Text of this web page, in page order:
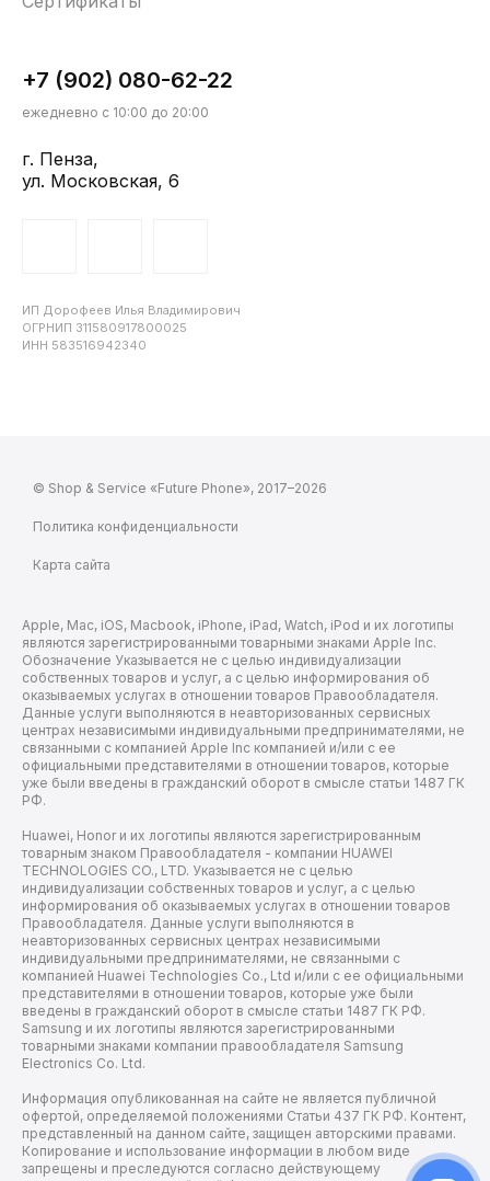
+7 (902) 080-62-22
ежедневно с 10:00 до 20:00
г. Пенза,
ул. Московская, 6
ИП Дорофеев Илья Владимирович
ОГРНИП 311580917800025
ИНН 583516942340
© Shop & Service «Future Phone», 2017–2026
Политика конфиденциальности
Карта сайта
Apple, Mac, iOS, Macbook, iPhone, iPad, Watch, iPod и их логотипы
являются зарегистрированными товарными знаками Apple Inc.
Обозначение Указывается не с целью индивидуализации
собственных товаров и услуг, а с целью информирования об
оказываемых услугах в отношении товаров Правообладателя.
Данные услуги выполняются в неавторизованных сервисных
центрах независимыми индивидуальными предпринимателями, не
связанными с компанией Apple Inc компанией и/или с ее
официальными представителями в отношении товаров, которые
уже были введены в гражданский оборот в смысле статьи 1487 ГК
РФ.
Huawei, Honor и их логотипы являются зарегистрированным
товарным знаком Правообладателя - компании HUAWEI
TECHNOLOGIES CO., LTD. Указывается не с целью
индивидуализации собственных товаров и услуг, а с целью
информирования об оказываемых услугах в отношении товаров
Правообладателя. Данные услуги выполняются в
неавторизованных сервисных центрах независимыми
индивидуальными предпринимателями, не связанными с
компанией Huawei Technologies Co., Ltd и/или с ее официальными
представителями в отношении товаров, которые уже были
введены в гражданский оборот в смысле статьи 1487 ГК РФ.
Samsung и их логотипы являются зарегистрированными
товарными знаками компании правообладателя Samsung
Electronics Co. Ltd.
Информация опубликованная на сайте не является публичной
офертой, определяемой положениями Статьи 437 ГК РФ. Контент,
представленный на данном сайте, защищен авторскими правами.
Копирование и использование информации в любом виде
запрещены и преследуются согласно действующему